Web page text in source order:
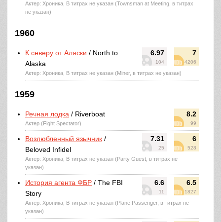
Актер: Хроника, В титрах не указан (Townsman at Meeting, в титрах
не указан)
1960
6.97
104
7
4206
К северу от Аляски / North to
Alaska
Актер: Хроника, В титрах не указан (Miner, в титрах не указан)
1959
8.2
99
Речная лодка / Riverboat
Актер (Fight Spectator)
7.31
25
6
528
Возлюбленный язычник /
Beloved Infidel
Актер: Хроника, В титрах не указан (Party Guest, в титрах не
указан)
6.6
11
6.5
1827
История агента ФБР / The FBI
Story
Актер: Хроника, В титрах не указан (Plane Passenger, в титрах не
указан)